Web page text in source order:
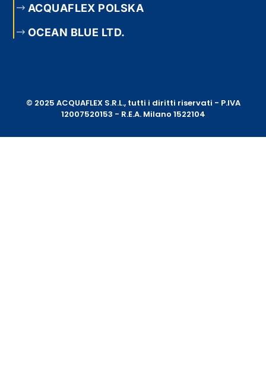
ACQUAFLEX POLSKA
OCEAN BLUE LTD.
© 2025 ACQUAFLEX S.R.L., tutti i diritti riservati - P.IVA
12007520153 - R.E.A. Milano 1522104